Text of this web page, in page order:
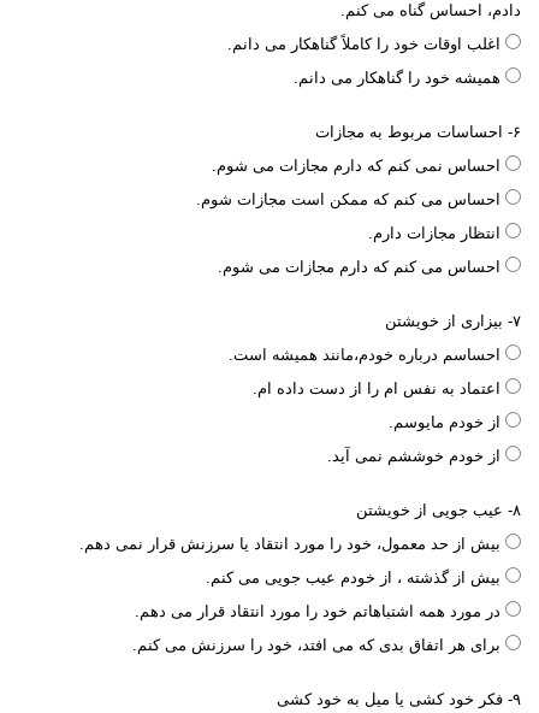
دادم، احساس گناه می کنم.
اغلب اوقات خود را کاملاً گناهکار می دانم.
همیشه خود را گناهکار می دانم.
۶- احساسات مربوط به مجازات
احساس نمی کنم که دارم مجازات می شوم.
احساس می کنم که ممکن است مجازات شوم.
انتظار مجازات دارم.
احساس می کنم که دارم مجازات می شوم.
۷- بیزاری از خویشتن
احساسم درباره خودم،مانند همیشه است.
اعتماد به نفس ام را از دست داده ام.
از خودم مایوسم.
از خودم خوششم نمی آید.
۸- عیب جویی از خویشتن
بیش از حد معمول، خود را مورد انتقاد یا سرزنش قرار نمی دهم.
بیش از گذشته ، از خودم عیب جویی می کنم.
در مورد همه اشتباهاتم خود را مورد انتقاد قرار می دهم.
برای هر اتفاق بدی که می افتد، خود را سرزنش می کنم.
۹- فکر خود کشی یا میل به خود کشی